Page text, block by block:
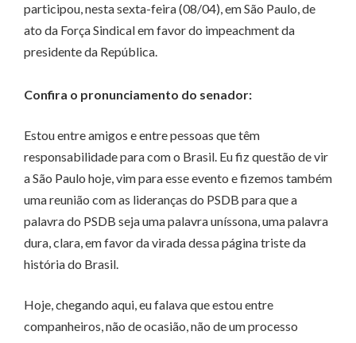
participou, nesta sexta-feira (08/04), em São Paulo, de
ato da Força Sindical em favor do impeachment da
presidente da República.
Confira o pronunciamento do senador:
Estou entre amigos e entre pessoas que têm
responsabilidade para com o Brasil. Eu fiz questão de vir
a São Paulo hoje, vim para esse evento e fizemos também
uma reunião com as lideranças do PSDB para que a
palavra do PSDB seja uma palavra uníssona, uma palavra
dura, clara, em favor da virada dessa página triste da
história do Brasil.
Hoje, chegando aqui, eu falava que estou entre
companheiros, não de ocasião, não de um processo